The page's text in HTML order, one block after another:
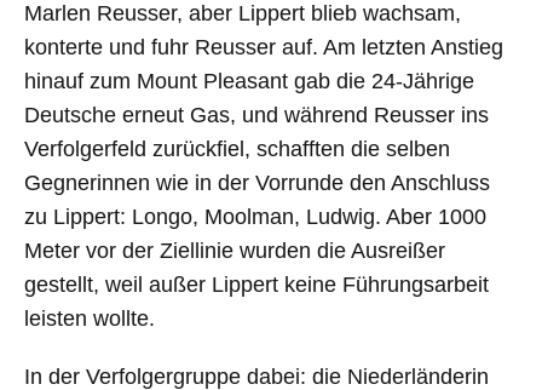
Marlen Reusser, aber Lippert blieb wachsam,
konterte und fuhr Reusser auf. Am letzten Anstieg
hinauf zum Mount Pleasant gab die 24-Jährige
Deutsche erneut Gas, und während Reusser ins
Verfolgerfeld zurückfiel, schafften die selben
Gegnerinnen wie in der Vorrunde den Anschluss
zu Lippert: Longo, Moolman, Ludwig. Aber 1000
Meter vor der Ziellinie wurden die Ausreißer
gestellt, weil außer Lippert keine Führungsarbeit
leisten wollte.
In der Verfolgergruppe dabei: die Niederländerin